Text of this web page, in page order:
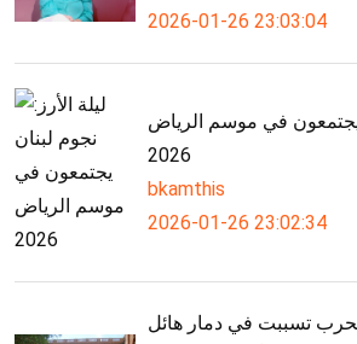
2026-01-26 23:03:04
يجتمعون في موسم الرياض
2026
bkamthis
2026-01-26 23:02:34
تسببت في دمار هائل